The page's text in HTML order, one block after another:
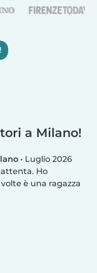
a Milano!
• Luglio 2026
Ho
è una ragazza